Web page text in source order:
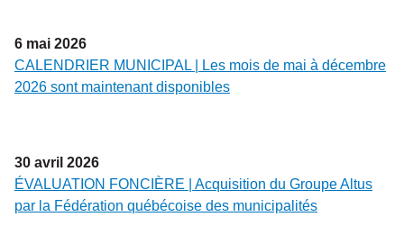
6 mai 2026
CALENDRIER MUNICIPAL | Les mois de mai à décembre
2026 sont maintenant disponibles
30 avril 2026
ÉVALUATION FONCIÈRE | Acquisition du Groupe Altus
par la Fédération québécoise des municipalités